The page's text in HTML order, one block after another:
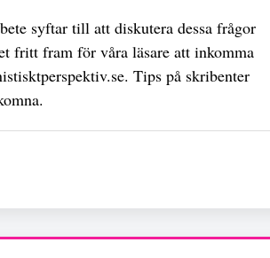
syftar till att diskutera dessa frågor
fritt fram för våra läsare att inkomma
. Tips på skribenter